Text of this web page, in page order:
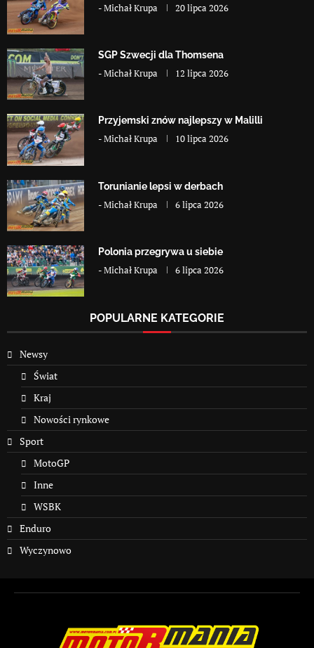
-Michał Krupa 20 lipca 2026
SGP Szwecji dla Thomsena
-Michał Krupa 12 lipca 2026
Przyjemski znów najlepszy w Malilli
-Michał Krupa 10 lipca 2026
Torunianie lepsi w derbach
-Michał Krupa 6 lipca 2026
Polonia przegrywa u siebie
-Michał Krupa 6 lipca 2026
POPULARNE KATEGORIE
Newsy
Świat
Kraj
Nowości rynkowe
Sport
MotoGP
Inne
WSBK
Enduro
Wyczynowo